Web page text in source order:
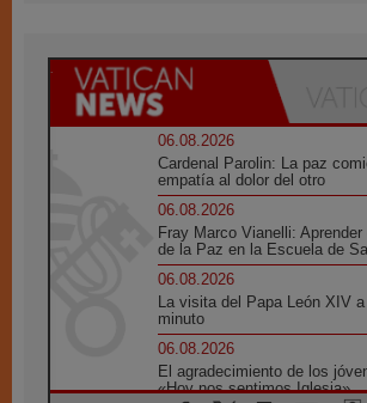
06.08.2026
Cardenal Parolin: La paz
empatía al dolor del otro
06.08.2026
Fray Marco Vianelli:
de la Paz en la Escuela de
06.08.2026
La visita del Papa León XIV
minuto
06.08.2026
El agradecimiento de los
«Hoy nos sentimos Iglesia»